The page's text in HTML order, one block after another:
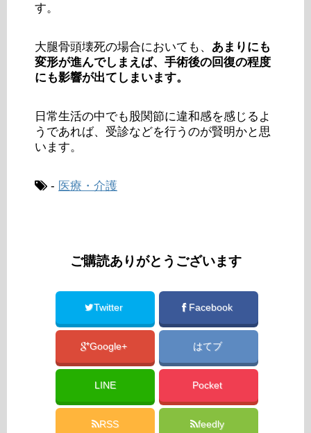
す。
大腿骨頭壊死の場合においても、 あまりにも
変形が進んでしまえば、手術後の回復の程度
にも影響が出てしまいます。
日常生活の中でも股関節に違和感を感じるよ
うであれば、受診などを行うのが賢明かと思
います。
- 医療・介護
ご購読ありがとうございます
Twitter Facebook
Google+ はてブ
LINE Pocket
RSS feedly